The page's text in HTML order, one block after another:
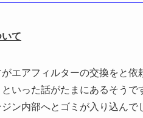
て
エアフィルターの交換をと
いった話がたまにあるそう
ン内部へとゴミが入り込ん